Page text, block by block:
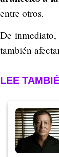
entre otros.
De inmediato,
también
LEE